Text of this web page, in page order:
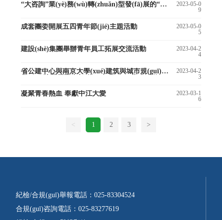
“大咨詢”業(yè)務(wù)轉(zhuǎn)型發(fā)展的“青
2023-05-0
9
成套團委開展五四青年節(jié)主題活動
2023-05-0
5
建設(shè)集團舉辦青年員工拓展交流活動
2023-04-2
4
省公建中心與南京大學(xué)建筑與城市規(guī)劃
2023-04-2
3
凝聚青春熱血 奉獻中江大愛
2023-03-1
6
< 1 2 3 >
紀檢/合規(guī)舉報電話：025-83304524
合規(guī)咨詢電話：025-83277619